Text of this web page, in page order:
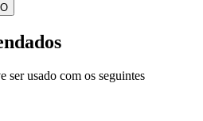
usado com os seguintes